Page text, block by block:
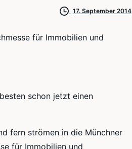
17. September 2014
für Immobilien und
schon jetzt einen
fern strömen in die Münchner
für Immobilien und